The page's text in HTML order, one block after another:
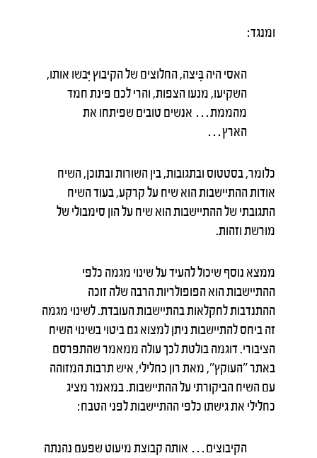
ומנגד:
האסי היה בִּיצה, החלוצים של הקיבוץ יִּבשו אותו,
השקיעו, מנעו הצפות, והרי לכם פינת חמד
מהממת… אנשים טובים שפיתחו את
הארץ…
כלומר, בסטטוס ובתגובות, בין השורות ובתוכן, השיח
אודות ההתיישבות הוא שיח על קרקע, בעוד השיח
התגובתי של ההתיישבות הוא שיח על הון סימבולי של
מורשת וזהות.
ממצא נוסף שיכול להעיד על שינוי מגמה כלפי
ההתיישבות הוא הפופולריות הרבה שלה זוכה
ההתנדבות לחקלאות בהתיישבות העובדת. לשינוי מגמה
זה ביחס להתיישבות ניתן למצוא גם ביטוי בשינוי השיח
הציבורי. דוגמה בולטת לכך עולה ממאמר שהתפרסם
באתר "העוקץ", מאת רון כחלילי, איש תרבות המזוהה
עם השיח הביקורתי על ההתיישבות. במאמר מציג
כחלילי את גישתו כלפי ההתיישבות לפני הטבח:
הקיבוצים… אותה קבוצת מיעוט שפעם נהנתה